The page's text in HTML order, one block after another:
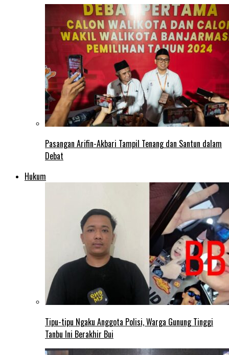
Pasangan Arifin-Akbari Tampil Tenang dan Santun dalam
Debat
Hukum
Tipu-tipu Ngaku Anggota Polisi, Warga Gunung Tinggi
Tanbu Ini Berakhir Bui